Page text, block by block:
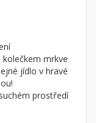
kolečkem mrkve
jídlo v hravé
prostředí